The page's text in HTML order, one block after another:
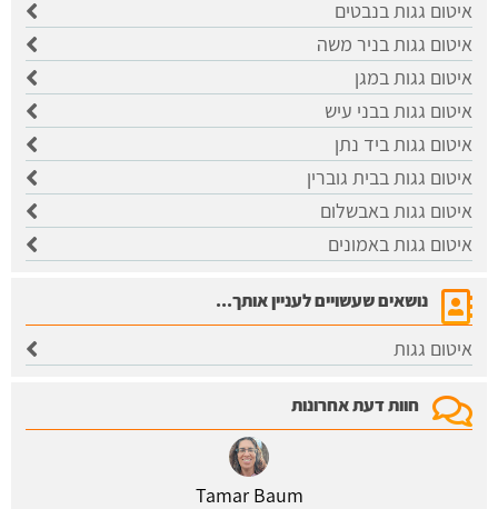
איטום גגות בנבטים
איטום גגות בניר משה
איטום גגות במגן
איטום גגות בבני עיש
איטום גגות ביד נתן
איטום גגות בבית גוברין
איטום גגות באבשלום
איטום גגות באמונים
נושאים שעשויים לעניין אותך...
איטום גגות
חוות דעת אחרונות
Tamar Baum